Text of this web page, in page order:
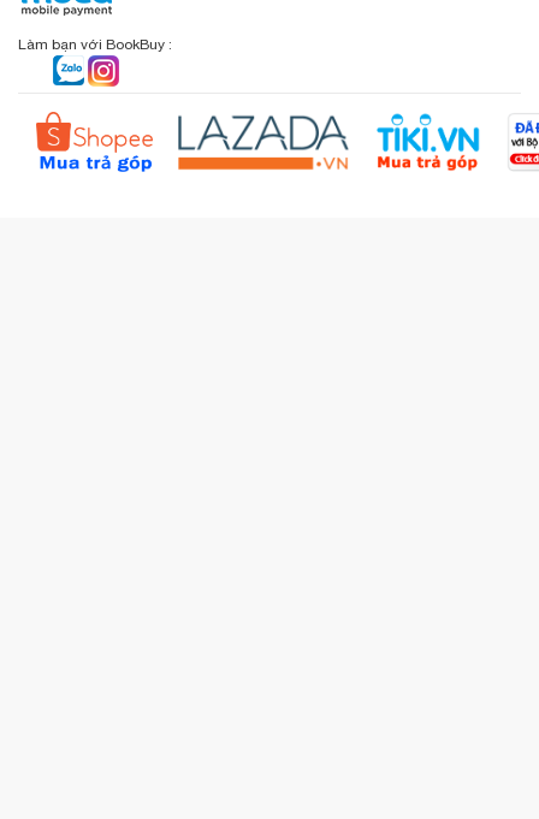
Sơ đồ đường đi
Chính sách đổi - trả
Chính sách bồi hoàn
Câu hỏi thường gặp (FAQs)
Sản phẩm yêu thích
Kiểm tra đơn hàng
Liên hệ BookBuy
Đặt hàng theo yêu cầu
Làm bạn với BookBuy :